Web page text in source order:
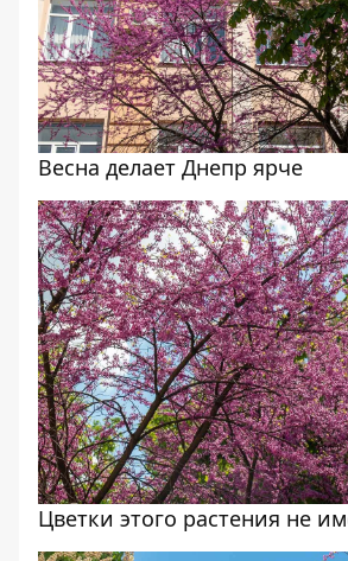
Весна делает Днепр ярче
Цветки этого растения не